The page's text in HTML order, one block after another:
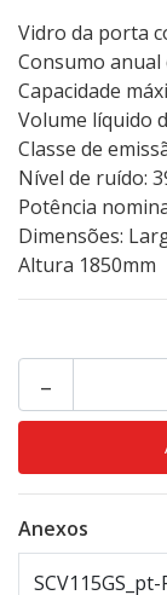
Vidro da porta
Consumo anual
Capacidade
Volume líquido
Classe de
Nível de ruído:
Potência
Dimensões:
Altura 1850mm
-
Anexos